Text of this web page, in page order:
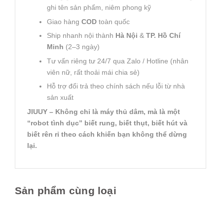
ghi tên sản phẩm, niêm phong kỹ
Giao hàng COD toàn quốc
Ship nhanh nội thành Hà Nội & TP. Hồ Chí
Minh (2–3 ngày)
Tư vấn riêng tư 24/7 qua Zalo / Hotline (nhân
viên nữ, rất thoải mái chia sẻ)
Hỗ trợ đổi trả theo chính sách nếu lỗi từ nhà
sản xuất
JIUUY – Không chỉ là máy thủ dâm, mà là một
“robot tình dục” biết rung, biết thụt, biết hút và
biết rên rỉ theo cách khiến bạn không thể dừng
lại.
Sản phẩm cùng loại